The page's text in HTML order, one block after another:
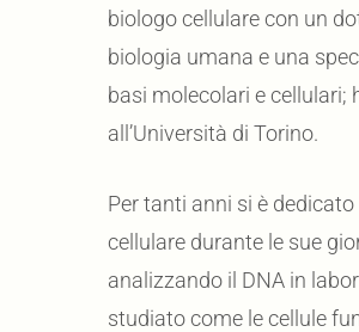
biologo cellulare con un
biologia umana e una
basi molecolari e cellulari;
all’Università di Torino.
Per tanti anni si è
cellulare durante le sue
analizzando il DNA in
studiato come le cellule